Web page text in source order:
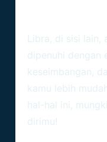
Libra, di sisi
dipenuhi dengan
keseimbangan,
kamu lebih
hal-hal ini,
dirimu!